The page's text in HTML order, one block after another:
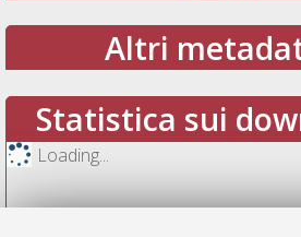
Altri
Statistica sui
Loading...